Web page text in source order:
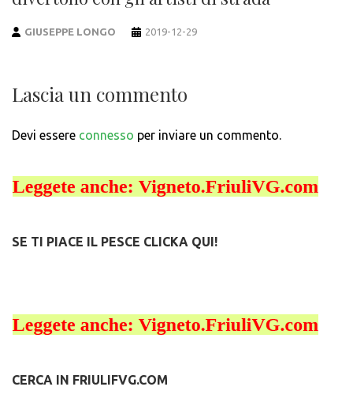
GIUSEPPE LONGO 2019-12-29
Lascia un commento
Devi essere connesso per inviare un commento.
SE TI PIACE IL PESCE CLICKA QUI!
CERCA IN FRIULIFVG.COM